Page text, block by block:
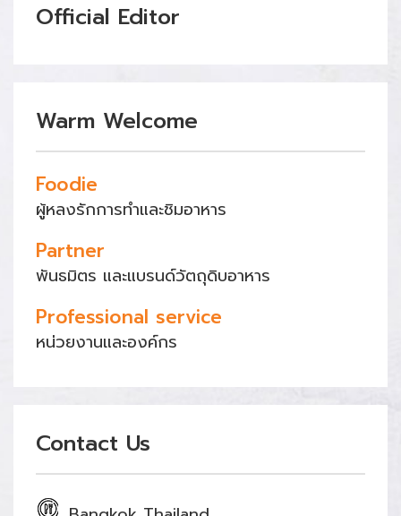
Official Editor
Warm Welcome
Foodie
ผู้หลงรักการทำและชิมอาหาร
Partner
พันธมิตร และแบรนด์วัตถุดิบอาหาร
Professional service
หน่วยงานและองค์กร
Contact Us